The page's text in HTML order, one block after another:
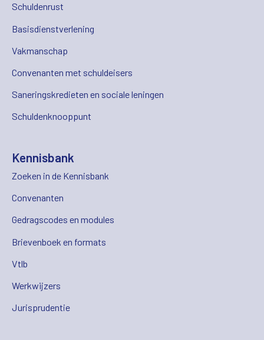
Schuldenrust
Basisdienstverlening
Vakmanschap
Convenanten met schuldeisers
Saneringskredieten en sociale leningen
Schuldenknooppunt
Kennisbank
Zoeken in de Kennisbank
Convenanten
Gedragscodes en modules
Brievenboek en formats
Vtlb
Werkwijzers
Jurisprudentie